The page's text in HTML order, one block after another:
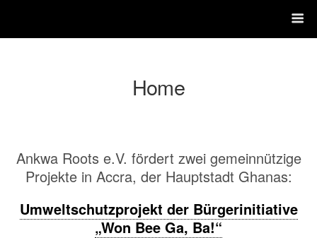
Home
Ankwa Roots e.V. fördert zwei gemeinnützige
Projekte in Accra, der Hauptstadt Ghanas:
Umweltschutzprojekt der Bürgerinitiative
„Won Bee Ga, Ba!“